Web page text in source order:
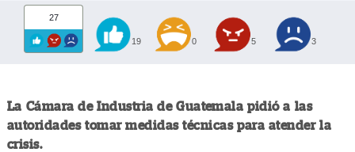
27
19 0 5 3
La Cámara de Industria de Guatemala pidió a las
autoridades tomar medidas técnicas para atender la
crisis.